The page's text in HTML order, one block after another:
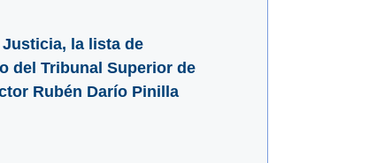
la lista de
del Tribunal Superior de
Rubén Darío Pinilla